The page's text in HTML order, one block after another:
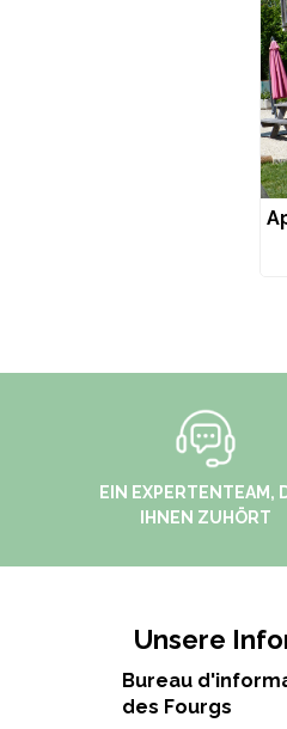
EIN EXPERTENTEAM,
IHNEN ZUHÖRT
Unsere
Bureau
des Fourgs